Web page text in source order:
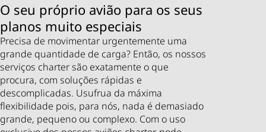
O seu próprio avião para os seus
planos muito especiais
Precisa de movimentar urgentemente uma
grande quantidade de carga? Então, os nossos
serviços charter são exatamente o que
procura, com soluções rápidas e
descomplicadas. Usufrua da máxima
flexibilidade pois, para nós, nada é demasiado
grande, pequeno ou complexo. Com o uso